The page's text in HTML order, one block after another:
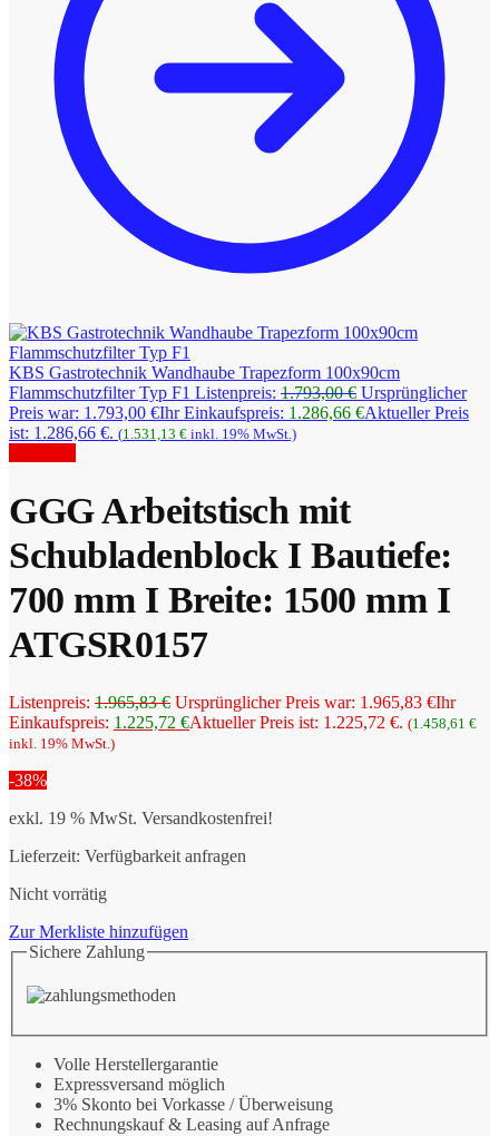
KBS Gastrotechnik Wandhaube Trapezform 100x90cm
Flammschutzfilter Typ F1 Listenpreis: 1.793,00€ Ursprünglicher
Preis war: 1.793,00 €Ihr Einkaufspreis: 1.286,66 €Aktueller Preis
ist: 1.286,66 €. (1.531,13 € inkl. 19% MwSt.)
GGG Arbeitstisch mit
Schubladenblock I Bautiefe:
700 mm I Breite: 1500 mm I
ATGSR0157
Listenpreis: 1.965,83€ Ursprünglicher Preis war: 1.965,83 €Ihr
Einkaufspreis: 1.225,72 €Aktueller Preis ist: 1.225,72 €. (1.458,61 €
inkl. 19% MwSt.)
-38%
exkl. 19 % MwSt. Versandkostenfrei!
Lieferzeit: Verfügbarkeit anfragen
Nicht vorrätig
Zur Merkliste hinzufügen
Sichere Zahlung
Volle Herstellergarantie
Expressversand möglich
3% Skonto bei Vorkasse / Überweisung
Rechnungskauf & Leasing auf Anfrage